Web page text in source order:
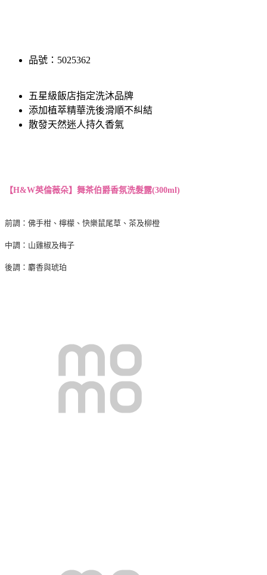
品號：5025362
五星級飯店指定洗沐品牌
添加植萃精華洗後滑順不糾結
散發天然迷人持久香氣
【H&W英倫薇朵】 舞茶伯爵香氛洗髮露(300ml)
前調：佛手柑、檸檬、快樂鼠尾草、茶及柳橙
中調：山雞椒及梅子
後調：麝香與琥珀